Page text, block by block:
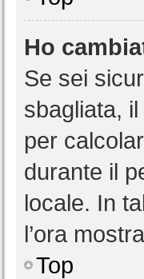
Ho
Se sei
sbagliata,
per
durante il
locale. In
l’ora
Top